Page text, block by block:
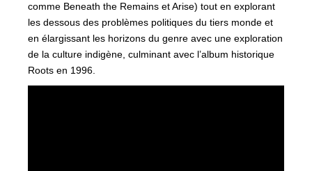
comme Beneath the Remains et Arise) tout en explorant
les dessous des problèmes politiques du tiers monde et
en élargissant les horizons du genre avec une exploration
de la culture indigène, culminant avec l’album historique
Roots en 1996.